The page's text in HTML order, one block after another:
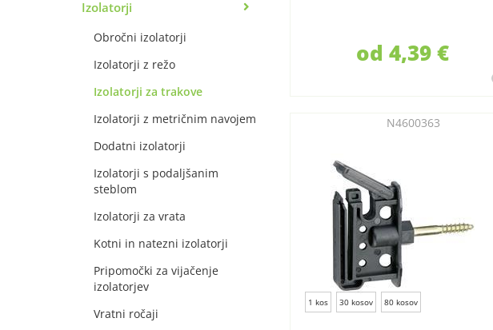
Izolatorji
Obročni izolatorji
Izolatorji z režo
Izolatorji za trakove
Izolatorji z metričnim navojem
Dodatni izolatorji
Izolatorji s podaljšanim
steblom
Izolatorji za vrata
Kotni in natezni izolatorji
Pripomočki za vijačenje
izolatorjev
Vratni ročaji
od 4,39 €
1 kos 30 kosov 80 kosov
N4600363